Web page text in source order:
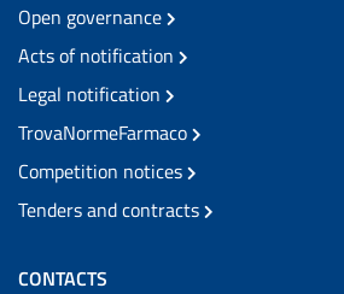
Open governance
Acts of notification
Legal notification
TrovaNormeFarmaco
Competition notices
Tenders and contracts
CONTACTS